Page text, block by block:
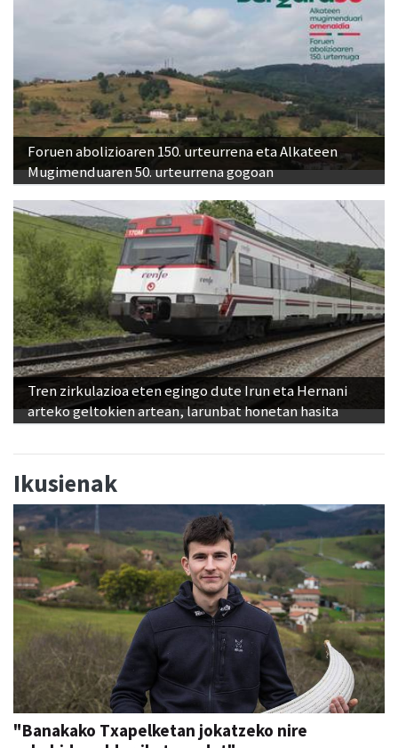
Foruen abolizioaren 150. urteurrena eta Alkateen
Mugimenduaren 50. urteurrena gogoan
Tren zirkulazioa eten egingo dute Irun eta Hernani
arteko geltokien artean, larunbat honetan hasita
Ikusienak
"Banakako Txapelketan jokatzeko nire